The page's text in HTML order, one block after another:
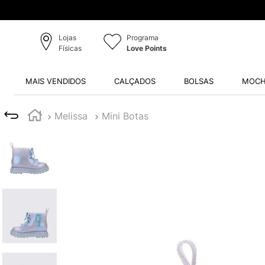
Lojas
Físicas
Programa
Love Points
MAIS VENDIDOS CALÇADOS BOLSAS
Melissa Mini Botas